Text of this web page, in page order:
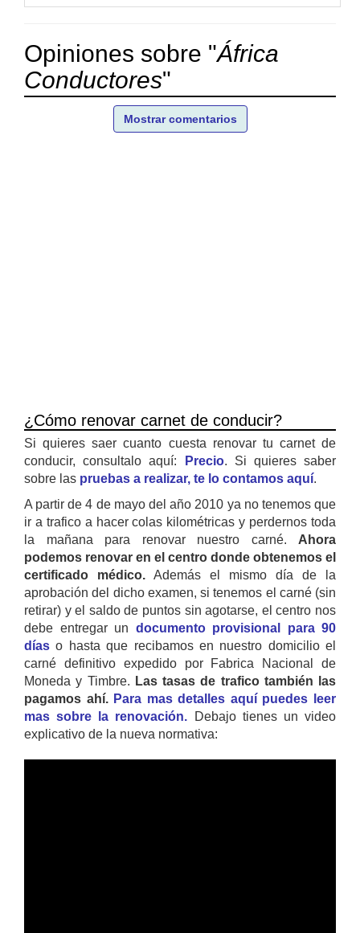
Opiniones sobre "África
Conductores"
Mostrar comentarios
¿Cómo renovar carnet de conducir?
Si quieres saer cuanto cuesta renovar tu carnet de
conducir, consultalo aquí:
Precio. Si quieres saber
sobre las pruebas a realizar, te lo contamos aquí.
A partir de 4 de mayo del año 2010 ya no tenemos que
ir a trafico a hacer colas kilométricas y perdernos toda
la mañana para renovar nuestro carné. Ahora
podemos renovar en el centro donde obtenemos el
certificado médico. Además el mismo día de la
aprobación del dicho examen, si tenemos el carné (sin
retirar) y el saldo de puntos sin agotarse, el centro nos
debe entregar un documento provisional para 90
días o hasta que recibamos en nuestro domicilio el
carné definitivo expedido por Fabrica Nacional de
Moneda y Timbre. Las tasas de trafico también las
pagamos ahí. Para mas detalles aquí puedes leer
mas sobre la renovación. Debajo tienes un video
explicativo de la nueva normativa: